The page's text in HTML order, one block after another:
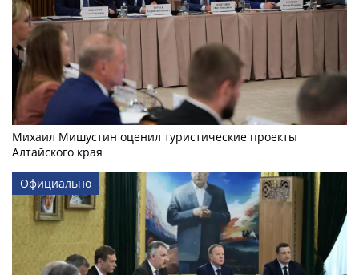
Михаил Мишустин оценил туристические проекты
Алтайского края
Официально